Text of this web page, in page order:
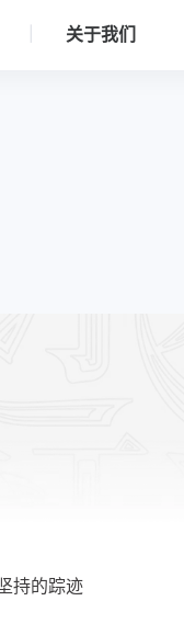
关于我们
持的踪迹